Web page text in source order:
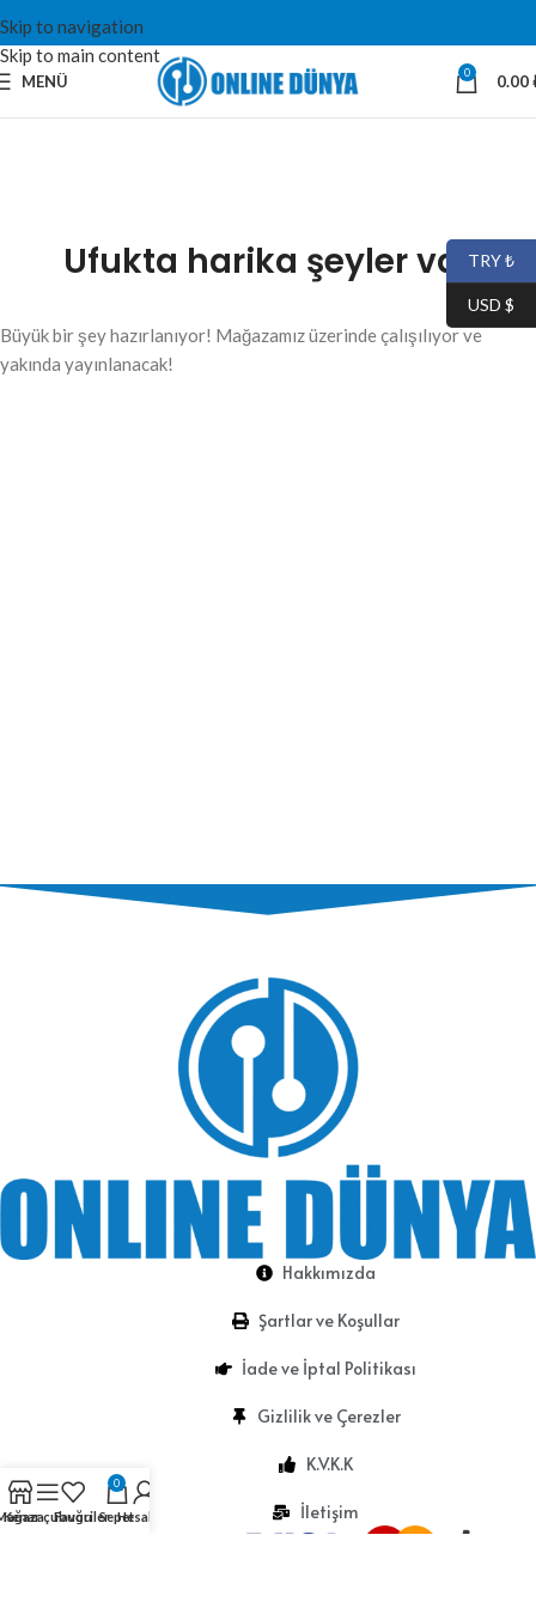
Skip to navigation
Skip to main content
MENÜ 0 0.00
Ufukta harika şeyler var
Büyük bir şey hazırlanıyor! Mağazamız üzerinde çalışılıyor ve
yakında yayınlanacak!
Hakkımızda
Şartlar ve Koşullar
İade ve İptal Politikası
Gizlilik ve Çerezler
K.V.K.K
İletişim
TRY ₺
USD $
Kenar çubuğu
Favoriler
0
SepetHesabım